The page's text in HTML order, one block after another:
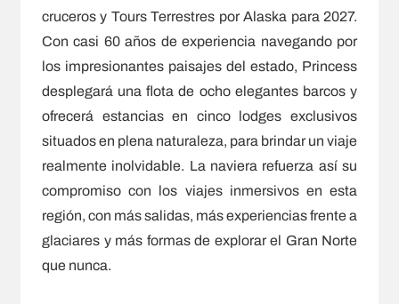
cruceros y Tours Terrestres por Alaska para 2027.
Con casi 60 años de experiencia navegando por
los impresionantes paisajes del estado, Princess
desplegará una flota de ocho elegantes barcos y
ofrecerá estancias en cinco lodges exclusivos
situados en plena naturaleza, para brindar un viaje
realmente inolvidable. La naviera refuerza así su
compromiso con los viajes inmersivos en esta
región, con más salidas, más experiencias frente a
glaciares y más formas de explorar el Gran Norte
que nunca.